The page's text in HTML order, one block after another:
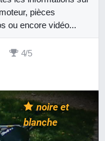
pièces
ou encore vidéo...
4/5
noire et
blanche